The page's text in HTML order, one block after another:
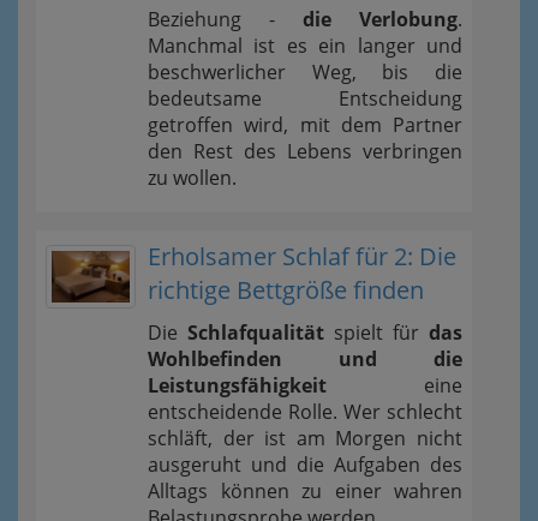
Beziehung - die Verlobung.
Manchmal ist es ein langer und
beschwerlicher Weg, bis die
bedeutsame Entscheidung
getroffen wird, mit dem Partner
den Rest des Lebens verbringen
zu wollen.
Erholsamer Schlaf für 2: Die
richtige Bettgröße finden
Die Schlafqualität spielt für das
Wohlbefinden und die
Leistungsfähigkeit eine
entscheidende Rolle. Wer schlecht
schläft, der ist am Morgen nicht
ausgeruht und die Aufgaben des
Alltags können zu einer wahren